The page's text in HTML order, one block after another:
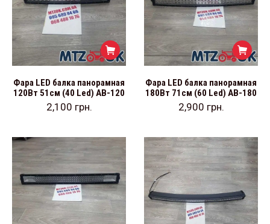
Фара LED балка панорамная
120Вт 51см (40 Led) АВ-120
2,100 грн.
Фара LED балка панорамная
180Вт 71см (60 Led) АВ-180
2,900 грн.